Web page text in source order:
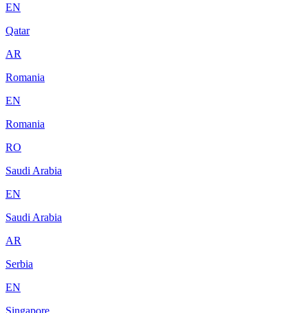
EN
Qatar
AR
Romania
EN
Romania
RO
Saudi Arabia
EN
Saudi Arabia
AR
Serbia
EN
Singapore